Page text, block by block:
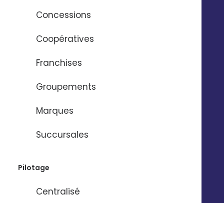
Concessions
Coopératives
Franchises
Groupements
Marques
Succursales
Pilotage
Centralisé